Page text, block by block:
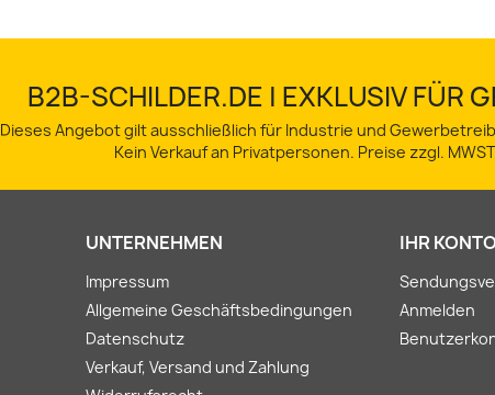
B2B-SCHILDER.DE | EXKLUSIV FÜR
Dieses Angebot gilt ausschließlich für Industrie und
Kein Verkauf an Privatpersonen. Preise zzgl.
UNTERNEHMEN
Impressum
Allgemeine Geschäftsbedingungen
Datenschutz
Verkauf, Versand und Zahlung
IHR KONTO
Anmelden